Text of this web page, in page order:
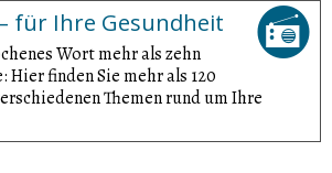
für Ihre Gesundheit
Wort mehr als zehn
Hier finden Sie mehr als 120
Themen rund um Ihre